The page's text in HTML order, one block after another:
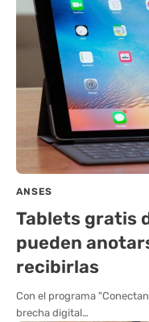
ANSES
Tablets gratis
pueden
recibirlas
Con el programa
brecha digital…